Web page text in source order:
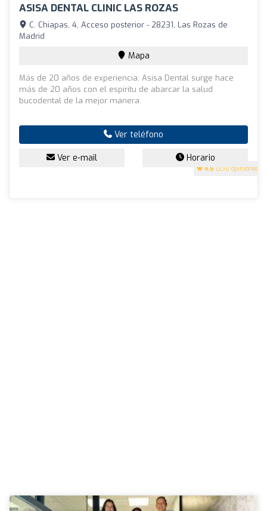
ASISA DENTAL CLINIC LAS ROZAS
4.6 (230 opiniones)
C. Chiapas, 4, Acceso posterior - 28231, Las Rozas de
Madrid
Mapa
Más de 20 años de experiencia: Asisa Dental surge hace
más de 20 años con el espíritu de abarcar la salud
bucodental de la mejor manera.
Ver teléfono
Ver e-mail Horario